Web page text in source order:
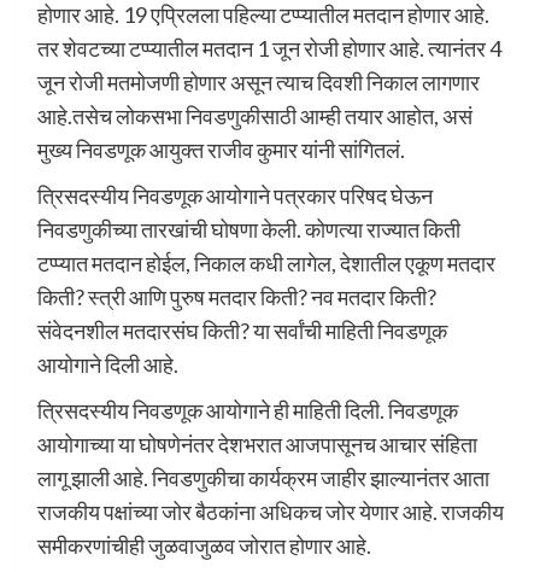
होणार आहे. 19 एप्रिलला पहिल्या टप्प्यातील मतदान होणार आहे.
तर शेवटच्या टप्प्यातील मतदान 1 जून रोजी होणार आहे. त्यानंतर 4
जून रोजी मतमोजणी होणार असून त्याच दिवशी निकाल लागणार
आहे.तसेच लोकसभा निवडणुकीसाठी आम्ही तयार आहोत, असं
मुख्य निवडणूक आयुक्त राजीव कुमार यांनी सांगितलं.
त्रिसदस्यीय निवडणूक आयोगाने पत्रकार परिषद घेऊन
निवडणुकीच्या तारखांची घोषणा केली. कोणत्या राज्यात किती
टप्प्यात मतदान होईल, निकाल कधी लागेल, देशातील एकूण मतदार
किती? स्त्री आणि पुरुष मतदार किती? नव मतदार किती?
संवेदनशील मतदारसंघ किती? या सर्वांची माहिती निवडणूक
आयोगाने दिली आहे.
त्रिसदस्यीय निवडणूक आयोगाने ही माहिती दिली. निवडणूक
आयोगाच्या या घोषणेनंतर देशभरात आजपासूनच आचार संहिता
लागू झाली आहे. निवडणुकीचा कार्यक्रम जाहीर झाल्यानंतर आता
राजकीय पक्षांच्या जोर बैठकांना अधिकच जोर येणार आहे. राजकीय
समीकरणांचीही जुळवाजुळव जोरात होणार आहे.